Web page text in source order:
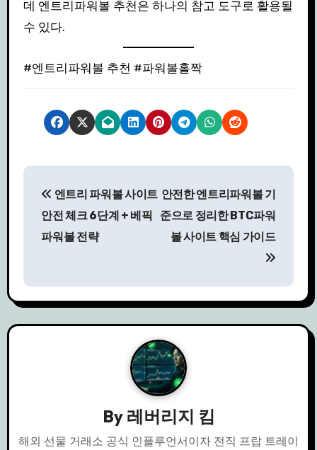
데 엔트리파워볼 추천은 하나의 참고 도구로 활용될
수 있다.
#엔트리파워볼 추천 #파워볼홀짝
글
탐
색
엔트리 파워볼 사이트
안전 체크 6단계 + 베픽
파워볼 전략
안전한 엔트리파워볼 기
준으로 정리한 BTC파워
볼 사이트 핵심 가이드
By 레버리지 킴
해외 선물 거래소 공식 인플루언서이자 전직 프랍 트레이